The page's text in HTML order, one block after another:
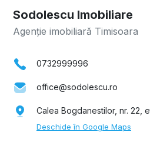
Sodolescu Imobiliare
Agenție imobiliară Timisoara
0732999996
office@sodolescu.ro
Calea Bogdanestilor, nr. 22,
Deschide în Google Maps